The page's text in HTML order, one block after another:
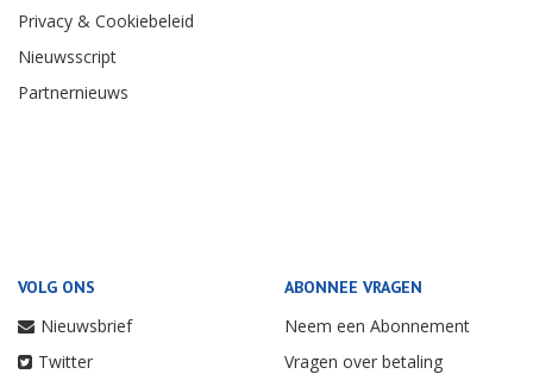
Privacy & Cookiebeleid
Nieuwsscript
Partnernieuws
VOLG ONS
Nieuwsbrief
Twitter
ABONNEE VRAGEN
Neem een Abonnement
Vragen over betaling